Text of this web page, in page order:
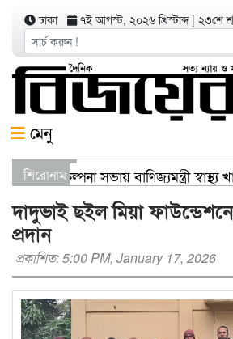
ঢাকা ৭ই আগস্ট, ২০২৬ খ্রিস্টাব্দ| ২৩শে
মেনু
শিরোনাম
পরিকল্পনা সভায় বাণিজ্যমন্ত্রী
হাজার গাছের চারা বিতরণ যার
দাদুভাই ছইল মিয়া
প্রদান
প্রকাশিত: 5:00 PM, January 17, 2026